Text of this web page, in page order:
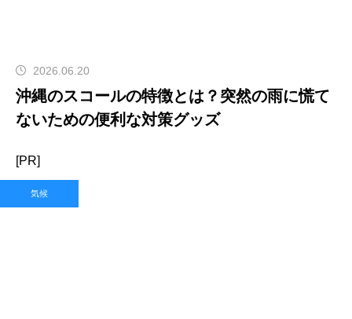
2026.06.20
沖縄のスコールの特徴とは？突然の雨に慌て
ないための便利な対策グッズ
[PR]
気候